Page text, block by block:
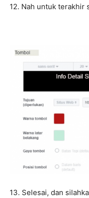
12. Nah untuk terakhir
13. Selesai, dan